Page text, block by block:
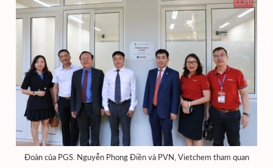
Đoàn của PGS. Nguyễn Phong Điền và PVN, Vietchem tham quan